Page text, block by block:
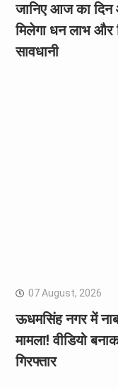
जानिए आज का दिन
मिलेगा धन लाभ और
सावधानी
07 August, 2026
ऊधमसिंह नगर में
मामला! वीडियो
गिरफ्तार